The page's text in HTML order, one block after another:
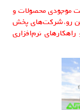
موجودی محصولات و
رو، شرکت‌های پخش
نرم‌افزاری